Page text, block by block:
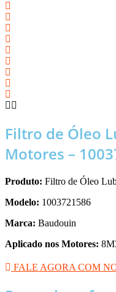
Filtro de Óleo
Motores –
Produto: Filtro de Óleo
Modelo: 1003721586
Marca: Baudouin
Aplicado nos Motores:
FALE AGORA COM